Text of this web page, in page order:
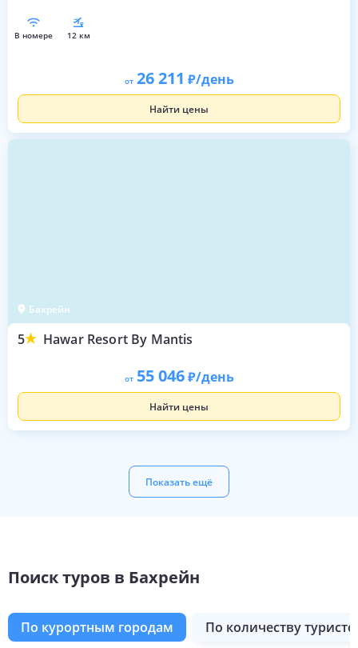
в номере 12 км
от 26 211 /день
Найти цены
Бахрейн
5 Hawar Resort By Mantis
от 55 046 /день
Найти цены
Показать ещё
Поиск туров в Бахрейн
по курортным городам по количеству